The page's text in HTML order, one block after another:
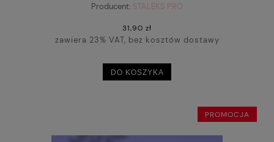
Producent: STALEKS PRO
31,90 zł
zawiera 23% VAT, bez kosztów dostawy
DO KOSZYKA
PROMOCJA